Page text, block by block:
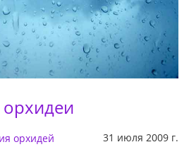
орхидеи
орхидей 31 июля 2009 г.